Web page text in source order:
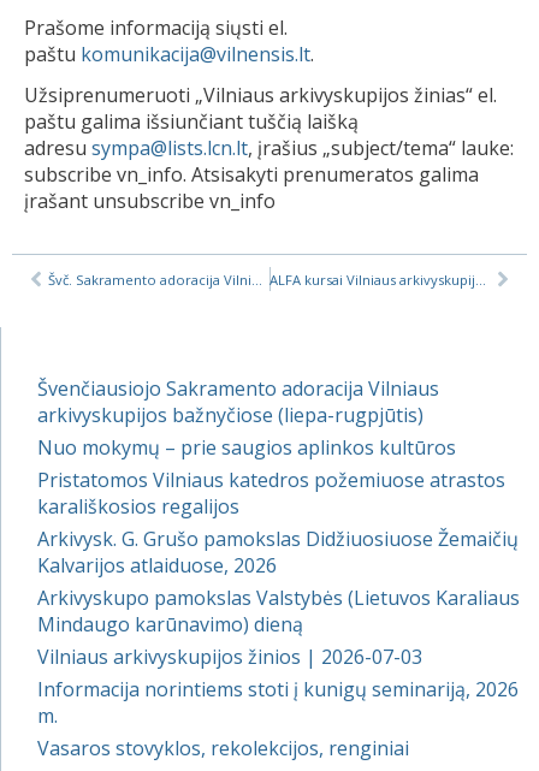
Prašome informaciją siųsti el.
paštu komunikacija@vilnensis.lt.
Užsiprenumeruoti „Vilniaus arkivyskupijos žinias“ el.
paštu galima išsiunčiant tuščią laišką
adresu sympa@lists.lcn.lt, įrašius „subject/tema“ lauke:
subscribe vn_info. Atsisakyti prenumeratos galima
įrašant unsubscribe vn_info
Švenčiausiojo Sakramento adoracija Vilniaus
arkivyskupijos bažnyčiose (liepa-rugpjūtis)
Nuo mokymų – prie saugios aplinkos kultūros
Pristatomos Vilniaus katedros požemiuose atrastos
karališkosios regalijos
Arkivysk. G. Grušo pamokslas Didžiuosiuose Žemaičių
Kalvarijos atlaiduose, 2026
Arkivyskupo pamokslas Valstybės (Lietuvos Karaliaus
Mindaugo karūnavimo) dieną
Vilniaus arkivyskupijos žinios | 2026-07-03
Informacija norintiems stoti į kunigų seminariją, 2026
m.
Vasaros stovyklos, rekolekcijos, renginiai